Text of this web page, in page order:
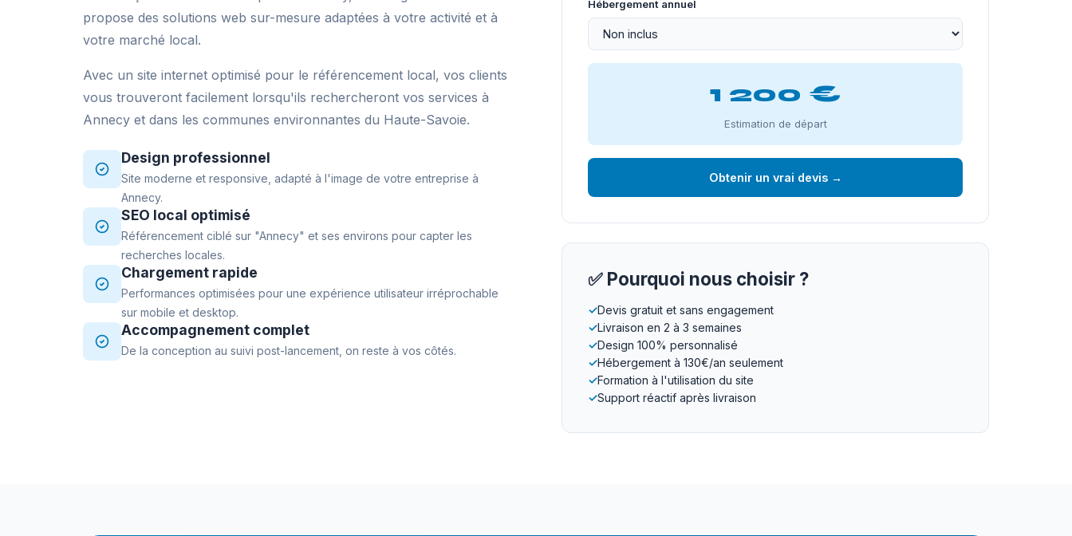
propose des solutions web sur-mesure adaptées à votre activité et à
votre marché local.
Avec un site internet optimisé pour le référencement local, vos clients
vous trouveront facilement lorsqu'ils rechercheront vos services à
Annecy et dans les communes environnantes du Haute-Savoie.
Design professionnel
Site moderne et responsive, adapté à l'image de votre entreprise à
Annecy.
SEO local optimisé
Référencement ciblé sur "Annecy" et ses environs pour capter les
recherches locales.
Chargement rapide
Performances optimisées pour une expérience utilisateur irréprochable
sur mobile et desktop.
Accompagnement complet
De la conception au suivi post-lancement, on reste à vos côtés.
Hébergement annuel
1 200 €
Estimation de départ
Obtenir un vrai devis →
✅ Pourquoi nous choisir ?
✓Devis gratuit et sans engagement
✓Livraison en 2 à 3 semaines
✓Design 100% personnalisé
✓Hébergement à 130€/an seulement
✓Formation à l'utilisation du site
✓Support réactif après livraison